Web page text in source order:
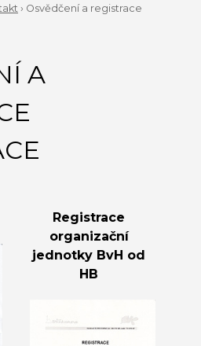
› Osvědčení a registrace
A
Registrace
organizační
jednotky BvH od
HB